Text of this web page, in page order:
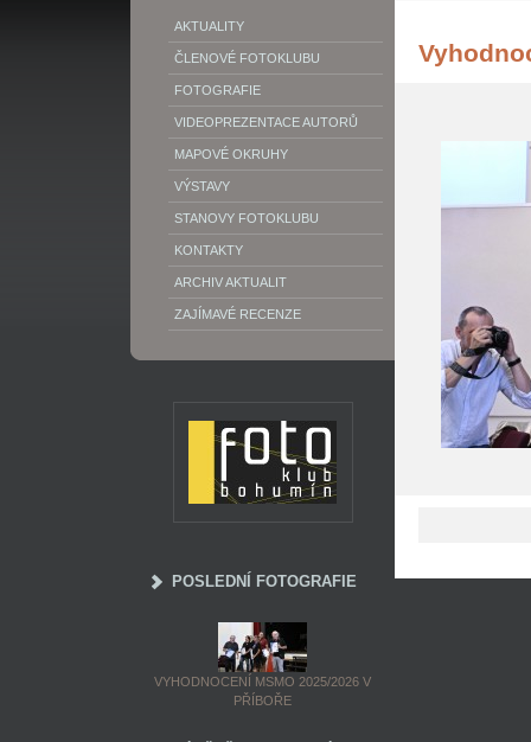
AKTUALITY
ČLENOVÉ FOTOKLUBU
FOTOGRAFIE
VIDEOPREZENTACE AUTORŮ
MAPOVÉ OKRUHY
VÝSTAVY
STANOVY FOTOKLUBU
KONTAKTY
ARCHIV AKTUALIT
ZAJÍMAVÉ RECENZE
POSLEDNÍ FOTOGRAFIE
VYHODNOCENÍ MSMO 2025/2026 V
PŘÍBOŘE